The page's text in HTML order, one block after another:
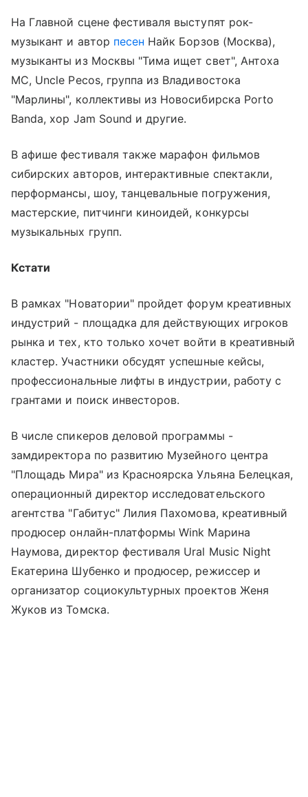
На Главной сцене фестиваля выступят рок-
музыкант и автор песен Найк Борзов (Москва),
музыканты из Москвы "Тима ищет свет", Антоха
МС, Uncle Pecos, группа из Владивостока
"Марлины", коллективы из Новосибирска Porto
Banda, хор Jam Sound и другие.
В афише фестиваля также марафон фильмов
сибирских авторов, интерактивные спектакли,
перформансы, шоу, танцевальные погружения,
мастерские, питчинги киноидей, конкурсы
музыкальных групп.
Кстати
В рамках "Новатории" пройдет форум креативных
индустрий - площадка для действующих игроков
рынка и тех, кто только хочет войти в креативный
кластер. Участники обсудят успешные кейсы,
профессиональные лифты в индустрии, работу с
грантами и поиск инвесторов.
В числе спикеров деловой программы -
замдиректора по развитию Музейного центра
"Площадь Мира" из Красноярска Ульяна Белецкая,
операционный директор исследовательского
агентства "Габитус" Лилия Пахомова, креативный
продюсер онлайн-платформы Wink Марина
Наумова, директор фестиваля Ural Music Night
Екатерина Шубенко и продюсер, режиссер и
организатор социокультурных проектов Женя
Жуков из Томска.